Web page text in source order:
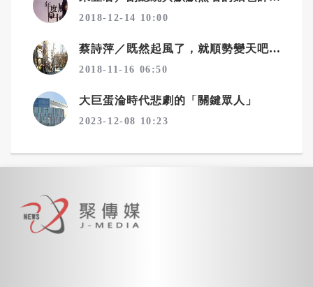
2018-12-14 10:00
蔡詩萍／既然起風了，就順勢變天吧！一個勉強算文化人的感觸
2018-11-16 06:50
大巨蛋淪時代悲劇的「關鍵眾人」
2023-12-08 10:23